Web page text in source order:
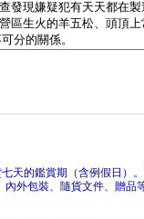
天的鑑賞期（含例假日）
外包裝、隨貨文件、贈品